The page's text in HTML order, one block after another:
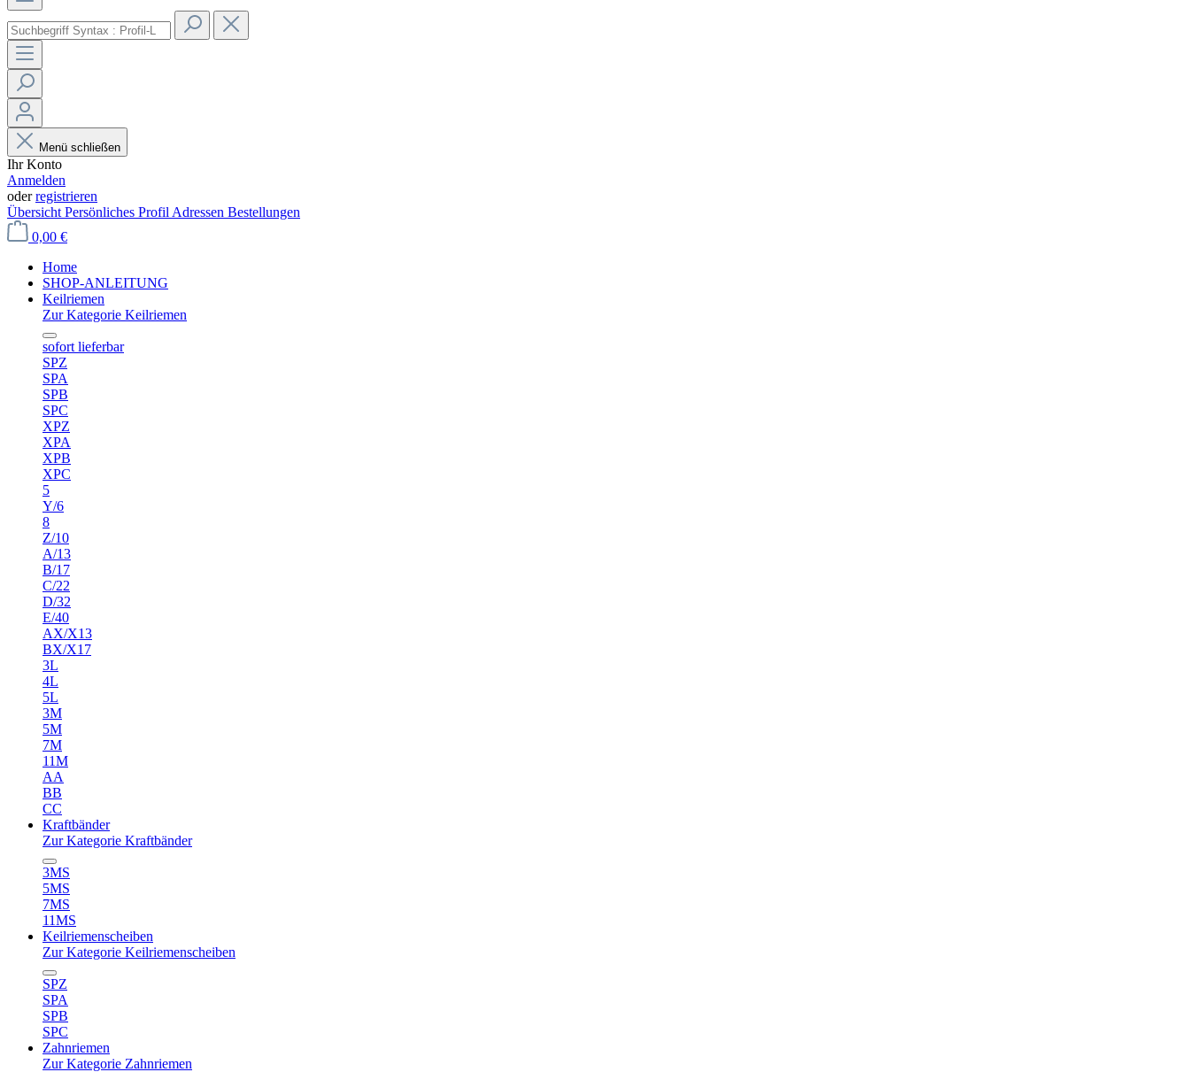
Menü schließen
Ihr Konto
Anmelden
oderregistrieren
Übersicht Persönliches Profil Adressen Bestellungen
0,00 €
Home
SHOP-ANLEITUNG
Keilriemen
Zur Kategorie Keilriemen
sofort lieferbar
SPZ
SPA
SPB
SPC
XPZ
XPA
XPB
XPC
5
Y/6
8
Z/10
A/13
B/17
C/22
D/32
E/40
AX/X13
BX/X17
3L
4L
5L
3M
5M
7M
11M
AA
BB
CC
Kraftbänder
Zur Kategorie Kraftbänder
3MS
5MS
7MS
11MS
Keilriemenscheiben
Zur Kategorie Keilriemenscheiben
SPZ
SPA
SPB
SPC
Zahnriemen
Zur Kategorie Zahnriemen